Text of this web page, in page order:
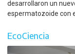
desarrollaron un
espermatozoide con
EcoCiencia